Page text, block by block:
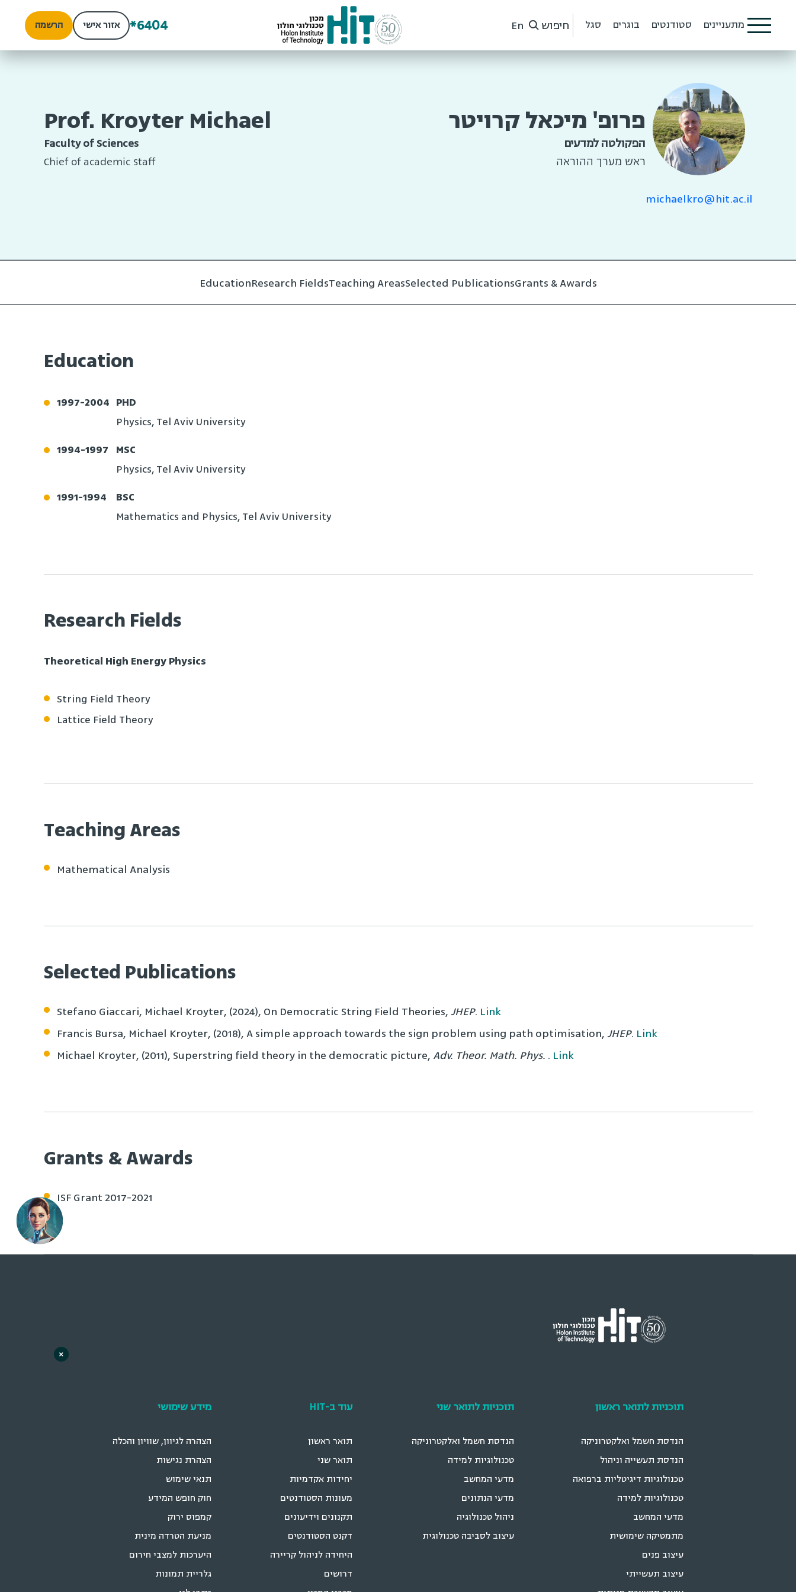
מתעניינים סטודנטים בוגרים סגל חיפוש En
*6404 אזור אישי הרשמה
michaelkro@hit.ac.il
פרופ' מיכאל קרויטר
הפקולטה למדעים
ראש מערך ההוראה
Prof. Kroyter Michael
Faculty of Sciences
Chief of academic staff
EducationResearch FieldsTeaching AreasSelected PublicationsGrants & Awards
Education
1997-2004 PHD
Physics, Tel Aviv University
1994-1997 MSC
Physics, Tel Aviv University
1991-1994
BSC
Mathematics and Physics, Tel Aviv University
Research Fields
Theoretical High Energy Physics
String Field Theory
Lattice Field Theory
Teaching Areas
Mathematical Analysis
Selected Publications
Stefano Giaccari, Michael Kroyter, (2024), On Democratic String Field Theories,JHEP. Link
Francis Bursa, Michael Kroyter, (2018), A simple approach towards the sign problem using path optimisation,JHEP. Link
Michael Kroyter, (2011), Superstring field theory in the democratic picture, Adv. Theor. Math. Phys. . Link
Grants & Awards
ISF Grant 2017-2021
תוכניות לתואר ראשון
הנדסת חשמל ואלקטרוניקה
הנדסת תעשייה וניהול
טכנולוגיות דיגיטליות ברפואה
טכנולוגיות למידה
מדעי המחשב
מתמטיקה שימושית
עיצוב פנים
עיצוב תעשייתי
תוכניות לתואר שני
הנדסת חשמל ואלקטרוניקה
טכנולוגיות למידה
מדעי המחשב
מדעי הנתונים
ניהול טכנולוגיה
עיצוב לסביבה טכנולוגית
עוד ב-HIT
תואר ראשון
תואר שני
יחידות אקדמיות
מעונות הסטודנטים
תקנונים וידיעונים
דקנט הסטודנטים
היחידה לניהול קריירה
דרושים
מידע שימושי
הצהרה לגיוון, שוויון והכלה
הצהרת נגישות
תנאי שימוש
חוק חופש המידע
קמפוס ירוק
מניעת הטרדה מינית
היערכות למצבי חירום
גלריית תמונות
×